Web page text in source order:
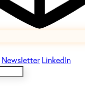
Newsletter LinkedIn